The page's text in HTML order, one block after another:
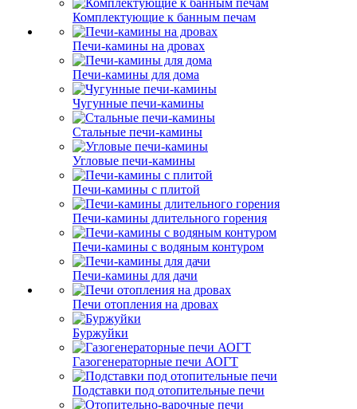
Комплектующие к банным печам
Печи-камины на дровах
Печи-камины для дома
Чугунные печи-камины
Стальные печи-камины
Угловые печи-камины
Печи-камины с плитой
Печи-камины длительного горения
Печи-камины с водяным контуром
Печи-камины для дачи
Печи отопления на дровах
Буржуйки
Газогенераторные печи АОГТ
Подставки под отопительные печи